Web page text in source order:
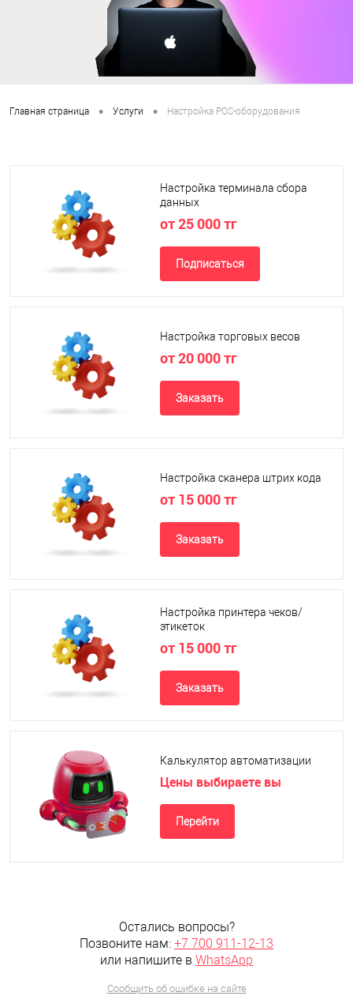
Главная страница • Услуги • Настройка POS-оборудования
Настройка терминала сбора
данных
от 25 000 тг
Подписаться
Настройка торговых весов
от 20 000 тг
Заказать
Настройка сканера штрих кода
от 15 000 тг
Заказать
Настройка принтера чеков/
этикеток
от 15 000 тг
Заказать
Калькулятор автоматизации
Цены выбираете вы
Перейти
Остались вопросы?
Позвоните нам: +7 700 911-12-13
или напишите в WhatsApp
Сообщить об ошибке на сайте